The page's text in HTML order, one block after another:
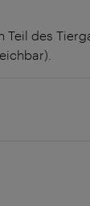
des